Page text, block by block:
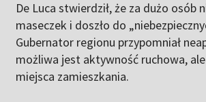
De Luca stwierdził, że za dużo osób
maseczek i doszło do
Gubernator regionu przypomniał
możliwa jest aktywność ruchowa,
miejsca zamieszkania.